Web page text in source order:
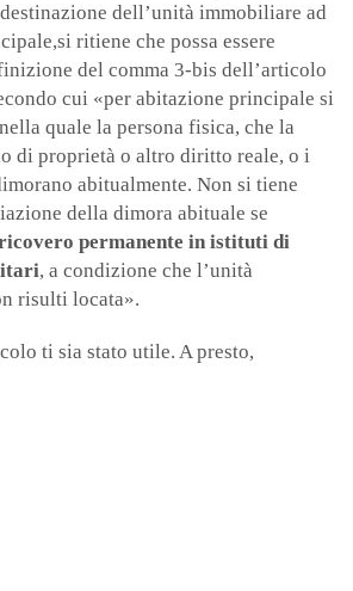
dell’unità immobiliare ad
ritiene che possa essere
del comma 3-bis dell’articolo
cui «per abitazione principale si
quale la persona fisica, che la
di proprietà o altro diritto reale, o i
abitualmente. Non si tiene
della dimora abituale se
permanente in istituti di
, a condizione che l’unità
risulti locata».
ti sia stato utile. A presto,